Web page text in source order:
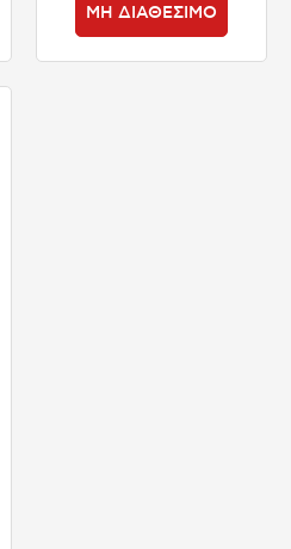
ΜΗ ΔΙΑΘΕΣΙΜΟ